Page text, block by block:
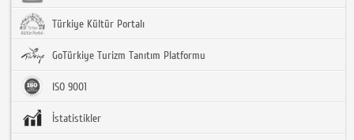
Türkiye Kültür Portalı
GoTürkiye Turizm Tanıtım Platformu
ISO 9001
İstatistikler